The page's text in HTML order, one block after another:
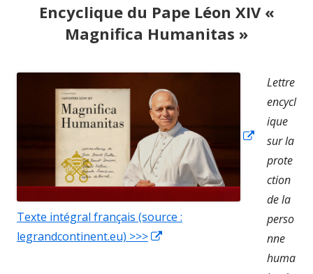
Encyclique du Pape Léon XIV «
Magnifica Humanitas »
Ouvrir
dans
une
nouvelle
fenêtre
Texte intégral français (source :
legrandcontinent.eu) >>>
Lettre
encycl
ique
sur la
prote
ction
de la
perso
nne
huma